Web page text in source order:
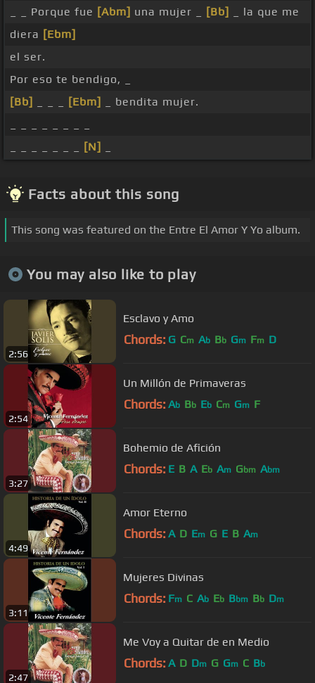
_ _ Porque fue [Abm] una mujer _ [Bb]
_ la que me
diera [Ebm]
el ser.
Por eso te bendigo, _
[Bb]
[Ebm]
_ bendita mujer.
[N]
Facts about this song
This song was featured on the Entre El Amor Y Yo album.
You may also like to play
2:56
Esclavo y Amo
Chords: G Cm Ab Bb Gm Fm D
2:54
Un Millón de Primaveras
Chords: Ab Bb Eb Cm Gm F
3:27
Bohemio de Afición
Chords: E B A Eb Am Gbm Abm
4:49
Amor Eterno
Chords: A D Em G E B Am
3:11
Mujeres Divinas
Chords: Fm C Ab Eb Bbm Bb Dm
2:47
Me Voy a Quitar de en Medio
Chords: A D Dm G Gm C Bb